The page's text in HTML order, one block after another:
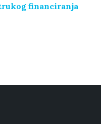
financiranja